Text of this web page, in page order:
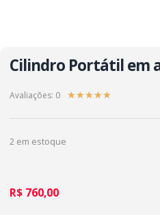
Cilindro Portátil em
Avaliações: 0 ★★★★★
2 em estoque
R$ 760,00